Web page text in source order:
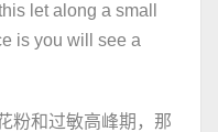
let along a small
is you will see a
粉和过敏高峰期，那